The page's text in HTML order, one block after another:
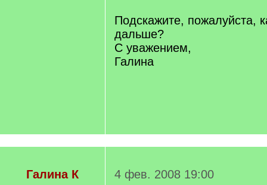
Подскажите, пожалуйста,
дальше?
С уважением,
Галина
Галина К 4 фев. 2008 19:00